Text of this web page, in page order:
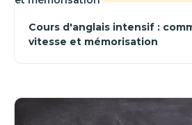
Cours d'anglais intensif :
vitesse et mémorisation